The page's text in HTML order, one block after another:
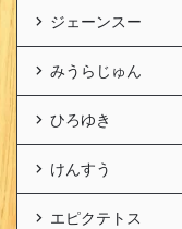
ジェーンスー
みうらじゅん
ひろゆき
けんすう
エピクテトス